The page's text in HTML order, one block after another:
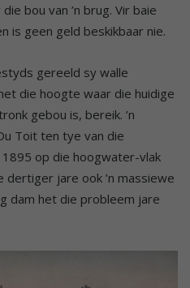
bou van ’n brug. Vir baie
is geen geld beskikbaar nie.
gereeld sy walle
die hoogte waar die huidige
gebou is, bereik. ’n
Toit ten tye van die
op die hoogwater-vlak
dertiger jare ook ’n massiewe
dam het die probleem jare